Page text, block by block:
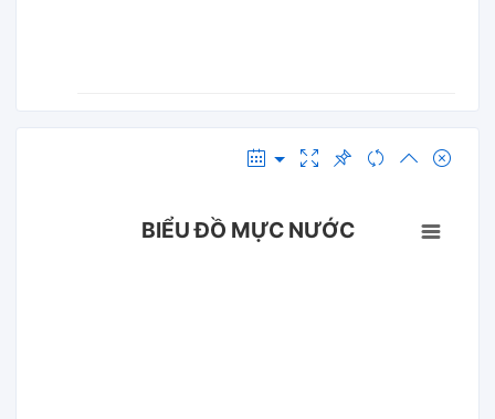
BIỂU ĐỒ MỰC NƯỚC